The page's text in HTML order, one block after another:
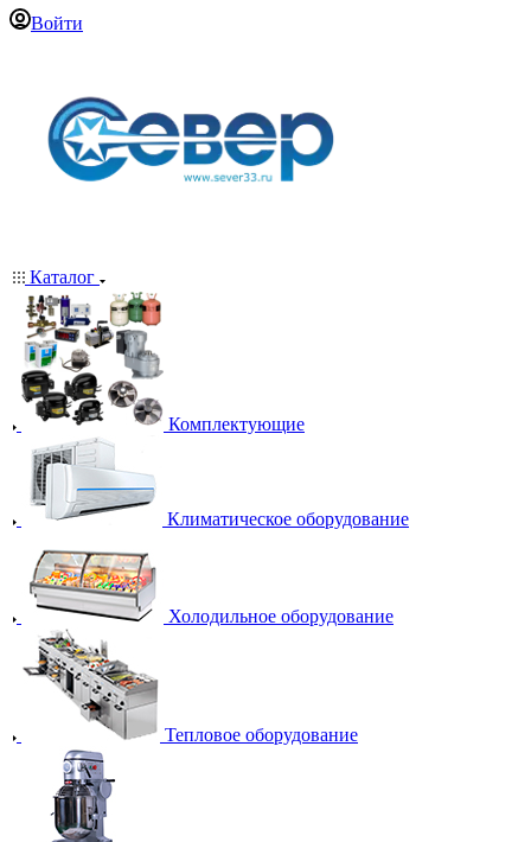
Войти
Каталог
Комплектующие
Климатическое оборудование
Холодильное оборудование
Тепловое оборудование